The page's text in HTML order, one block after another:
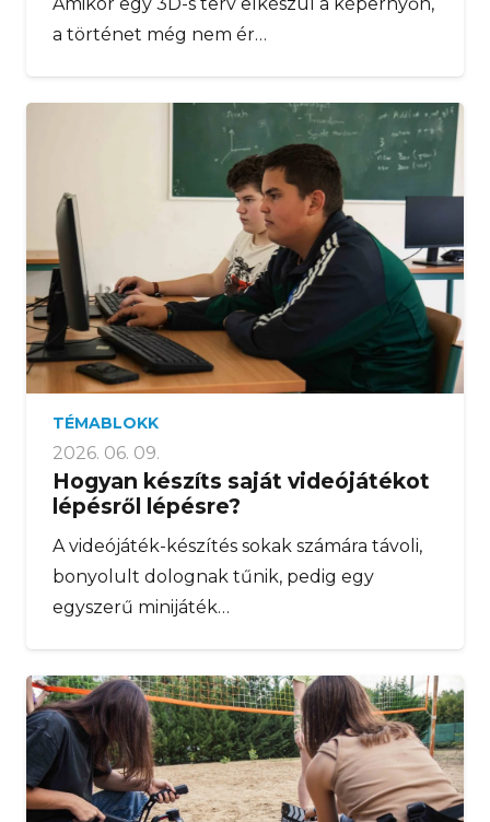
a történet még nem ér…
TÉMABLOKK
2026. 06. 09.
Hogyan készíts saját videójátékot
lépésről lépésre?
A videójáték-készítés sokak számára távoli,
bonyolult dolognak tűnik, pedig egy
egyszerű minijáték…